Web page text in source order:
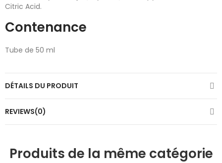
Citric Acid.
Contenance
Tube de 50 ml
DÉTAILS DU PRODUIT
REVIEWS(0)
Produits de la même catégorie